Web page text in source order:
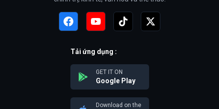
Tải ứng dụng :
GET IT ON
Google Play
Download on the